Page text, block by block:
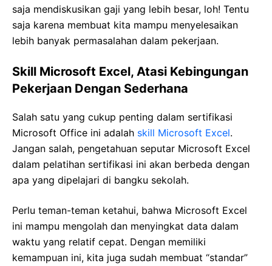
saja mendiskusikan gaji yang lebih besar, loh! Tentu
saja karena membuat kita mampu menyelesaikan
lebih banyak permasalahan dalam pekerjaan.
Skill Microsoft Excel, Atasi Kebingungan
Pekerjaan Dengan Sederhana
Salah satu yang cukup penting dalam sertifikasi
Microsoft Office ini adalah skill Microsoft Excel.
Jangan salah, pengetahuan seputar Microsoft Excel
dalam pelatihan sertifikasi ini akan berbeda dengan
apa yang dipelajari di bangku sekolah.
Perlu teman-teman ketahui, bahwa Microsoft Excel
ini mampu mengolah dan menyingkat data dalam
waktu yang relatif cepat. Dengan memiliki
kemampuan ini, kita juga sudah membuat “standar”